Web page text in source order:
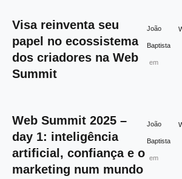
Visa reinventa seu
papel no ecossistema
dos criadores na Web
Summit
João
Baptista
em
Web Summit 2025 –
day 1: inteligência
artificial, confiança e o
marketing num mundo
João
Baptista
em